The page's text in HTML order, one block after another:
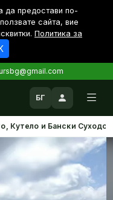
да предостави по-
сайта, вие
Политика за
БГ
Кутело и Бански